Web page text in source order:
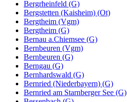
Bergrheinfeld (G)
Bergstetten (Kaisheim) (Ot)
Bergtheim (Vgm)
Bergtheim (G)
Bernau a.Chiemsee (G)
Bernbeuren (Vgm)
Bernbeuren (G)
Berngau (G)
Bernhardswald (G)
Bernried (Niederbayern) (G)
Bernried am Starnberger See (G)